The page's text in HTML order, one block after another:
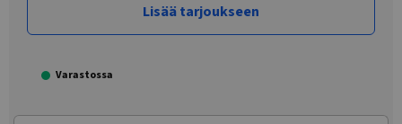
Lisää tarjoukseen
Varastossa